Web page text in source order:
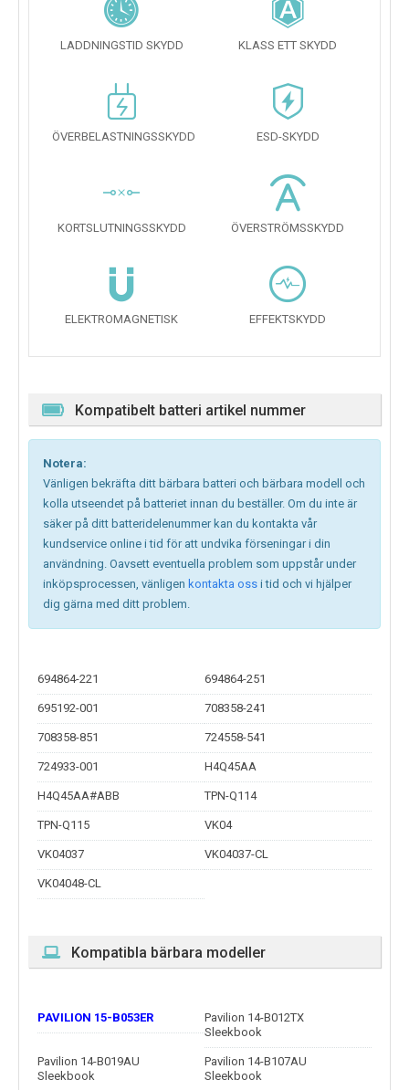
LADDNINGSTID SKYDD KLASS ETT SKYDD
ÖVERBELASTNINGSSKYDD ESD-SKYDD
KORTSLUTNINGSSKYDD ÖVERSTRÖMSSKYDD
ELEKTROMAGNETISK EFFEKTSKYDD
Kompatibelt batteri artikel nummer
Notera:
Vänligen bekräfta ditt bärbara batteri och bärbara modell och
kolla utseendet på batteriet innan du beställer. Om du inte är
säker på ditt batteridelenummer kan du kontakta vår
kundservice online i tid för att undvika förseningar i din
användning. Oavsett eventuella problem som uppstår under
inköpsprocessen, vänligen kontakta oss i tid och vi hjälper
dig gärna med ditt problem.
694864-221 694864-251
695192-001 708358-241
708358-851 724558-541
724933-001 H4Q45AA
H4Q45AA#ABB TPN-Q114
TPN-Q115 VK04
VK04037 VK04037-CL
VK04048-CL
Kompatibla bärbara modeller
PAVILION 15-B053ER
Pavilion 14-B012TX
Sleekbook
Pavilion 14-B019AU
Sleekbook
Pavilion 14-B107AU
Sleekbook